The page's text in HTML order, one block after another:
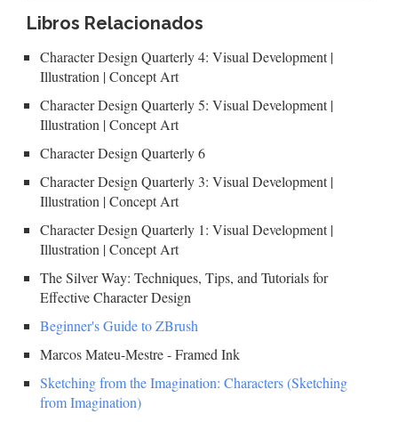
Libros Relacionados
Character Design Quarterly 4: Visual Development |
Illustration | Concept Art
Character Design Quarterly 5: Visual Development |
Illustration | Concept Art
Character Design Quarterly 6
Character Design Quarterly 3: Visual Development |
Illustration | Concept Art
Character Design Quarterly 1: Visual Development |
Illustration | Concept Art
The Silver Way: Techniques, Tips, and Tutorials for
Effective Character Design
Beginner's Guide to ZBrush
Marcos Mateu-Mestre - Framed Ink
Sketching from the Imagination: Characters (Sketching
from Imagination)